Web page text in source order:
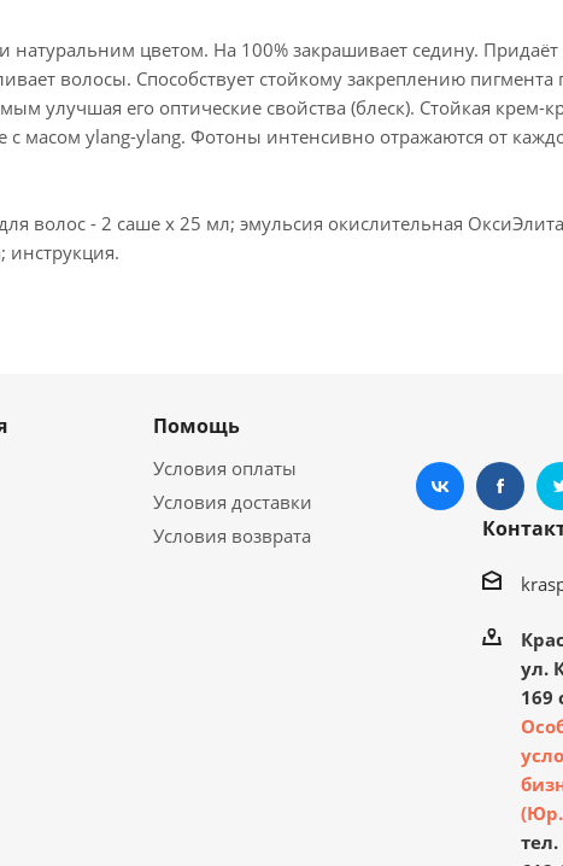
натуральним цветом. На 100% закрашивает седину.
волосы. Способствует стойкому закреплению пигмента
улучшая его оптические свойства (блеск). Стойкая крем-
масом ylang-ylang. Фотоны интенсивно отражаются от
волос - 2 саше х 25 мл; эмульсия окислительная
инструкция.
Помощь
Условия оплаты
Условия доставки
Условия возврата
ул.
169
тел.